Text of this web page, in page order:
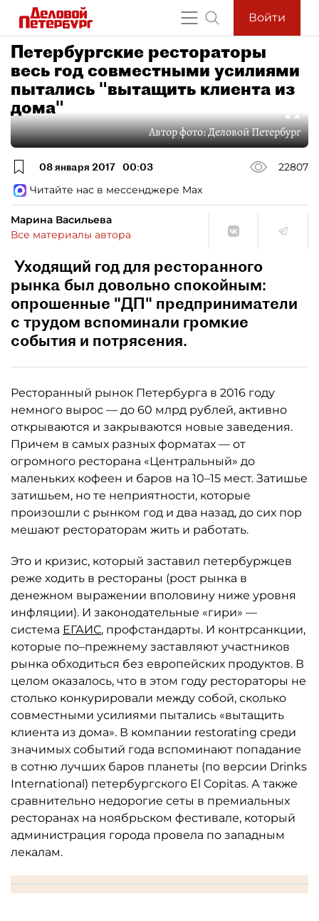
Войти
Петербургские рестораторы
весь год совместными усилиями
пытались "вытащить клиента из
дома"
Автор фото:Деловой Петербург
08 января 2017 00:03
22807
Читайте нас в мессенджере Max
Марина Васильева
Все материалы автора
Уходящий год для ресторанного
рынка был довольно спокойным:
опрошенные "ДП" предприниматели
с трудом вспоминали громкие
события и потрясения.
Ресторанный рынок Петербурга в 2016 году
немного вырос — до 60 млрд рублей, активно
открываются и закрываются новые заведения.
Причем в самых разных форматах — от
огромного ресторана «Центральный» до
маленьких кофеен и баров на 10–15 мест. Затишье
затишьем, но те неприятности, которые
произошли с рынком год и два назад, до сих пор
мешают рестораторам жить и работать.
Это и кризис, который заставил петербуржцев
реже ходить в рестораны (рост рынка в
денежном выражении вполовину ниже уровня
инфляции). И законодательные «гири» —
система ЕГАИС, профстандарты. И контрсанкции,
которые по–прежнему заставляют участников
рынка обходиться без европейских продуктов. В
целом оказалось, что в этом году рестораторы не
столько конкурировали между собой, сколько
совместными усилиями пытались «вытащить
клиента из дома». В компании restorating среди
значимых событий года вспоминают попадание
в сотню лучших баров планеты (по версии Drinks
International) петербургского El Copitas. А также
сравнительно недорогие сеты в премиальных
ресторанах на ноябрьском фестивале, который
администрация города провела по западным
лекалам.